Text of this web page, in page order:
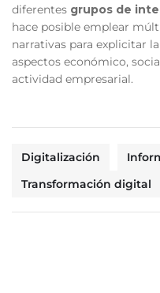
diferentes grupos de
hace posible emplear
narrativas para explicitar
aspectos económico,
actividad empresarial.
Digitalización
Transformación digital